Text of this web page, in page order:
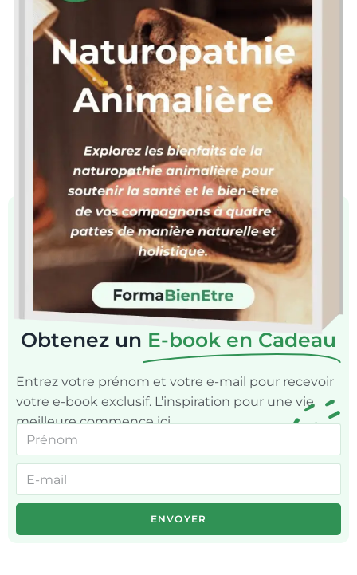
Obtenez un E-book en Cadeau
Entrez votre prénom et votre e-mail pour recevoir
votre e-book exclusif. L’inspiration pour une vie
meilleure commence ici.
ENVOYER